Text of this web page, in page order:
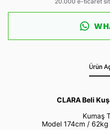
Ürün
CLARA Beli
Kumaş
Model 174cm /